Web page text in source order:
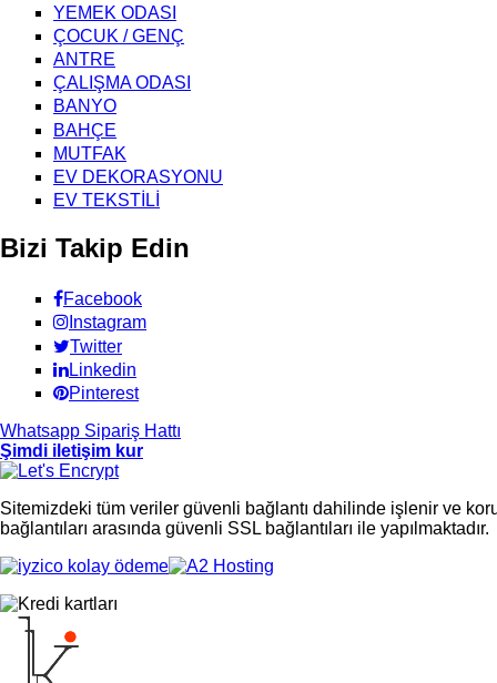
YEMEK ODASI
ÇOCUK / GENÇ
ANTRE
ÇALIŞMA ODASI
BANYO
BAHÇE
MUTFAK
EV DEKORASYONU
EV TEKSTİLİ
Bizi Takip Edin
Facebook
Instagram
Twitter
Linkedin
Pinterest
Whatsapp Sipariş Hattı
Şimdi iletişim kur
Sitemizdeki tüm veriler güvenli bağlantı dahilinde işlenir ve
bağlantıları arasında güvenli SSL bağlantıları ile yapılmaktadır.